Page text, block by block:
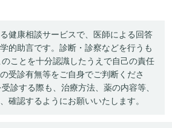
健康相談サービスで、医師による回答
的助言です。診断・診察などを行うも
ことを十分認識したうえで自己の責任
受診有無等をご自身でご判断くださ
診する際も、治療方法、薬の内容等、
確認するようにお願いいたします。